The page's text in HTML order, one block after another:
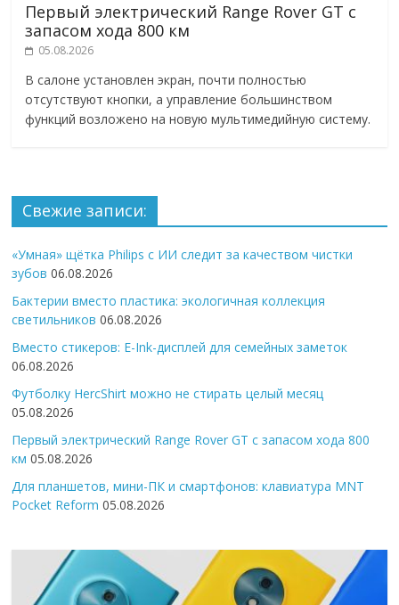
Первый электрический Range Rover GT с
запасом хода 800 км
05.08.2026
В салоне установлен экран, почти полностью
отсутствуют кнопки, а управление большинством
функций возложено на новую мультимедийную систему.
Свежие записи:
«Умная» щётка Philips с ИИ следит за качеством чистки
зубов 06.08.2026
Бактерии вместо пластика: экологичная коллекция
светильников 06.08.2026
Вместо стикеров: E-Ink-дисплей для семейных заметок
06.08.2026
Футболку HercShirt можно не стирать целый месяц
05.08.2026
Первый электрический Range Rover GT с запасом хода 800
км 05.08.2026
Для планшетов, мини-ПК и смартфонов: клавиатура MNT
Pocket Reform 05.08.2026